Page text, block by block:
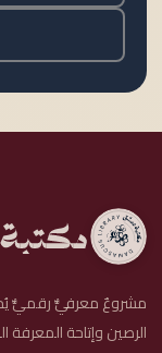
مشروعٌ معرفيٌّ رقميٌّ
الرصين وإتاحة المعرفة